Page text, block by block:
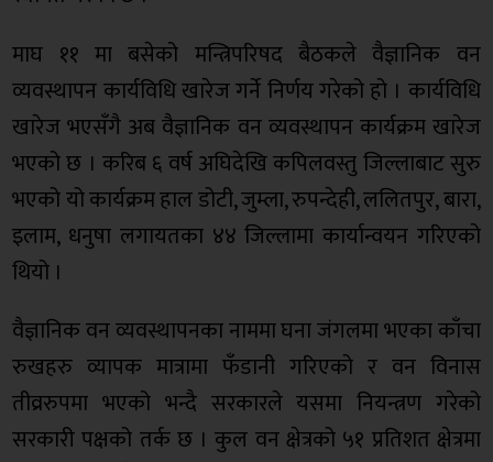
माघ ११ मा बसेको मन्त्रिपरिषद बैठकले वैज्ञानिक वन
व्यवस्थापन कार्यविधि खारेज गर्ने निर्णय गरेको हो । कार्यविधि
खारेज भएसँगै अब वैज्ञानिक वन व्यवस्थापन कार्यक्रम खारेज
भएको छ । करिब ६ वर्ष अघिदेखि कपिलवस्तु जिल्लाबाट सुरु
भएको यो कार्यक्रम हाल डोटी, जुम्ला, रुपन्देही, ललितपुर, बारा,
इलाम, धनुषा लगायतका ४४ जिल्लामा कार्यान्वयन गरिएको
थियो ।
वैज्ञानिक वन व्यवस्थापनका नाममा घना जंगलमा भएका काँचा
रुखहरु व्यापक मात्रामा फँडानी गरिएको र वन विनास
तीव्ररुपमा भएको भन्दै सरकारले यसमा नियन्त्रण गरेको
सरकारी पक्षको तर्क छ । कुल वन क्षेत्रको ५१ प्रतिशत क्षेत्रमा